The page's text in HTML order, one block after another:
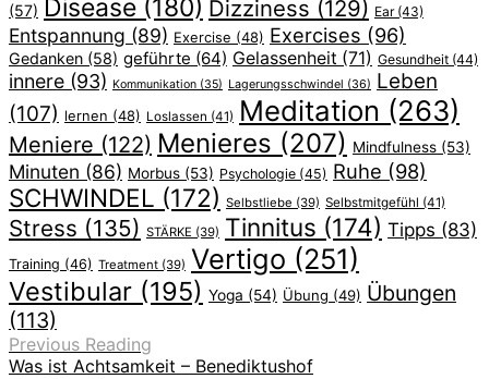
(57) Disease (180) Dizziness (129) Ear(43)
Entspannung (89) Exercise (48) Exercises (96)
Gedanken (58) geführte (64) Gelassenheit (71) Gesundheit (44)
innere (93) Kommunikation (35) Lagerungsschwindel (36) Leben
(107) lernen (48) Loslassen (41) Meditation (263)
Meniere (122) Menieres (207) Mindfulness (53)
Minuten (86) Morbus (53) Psychologie (45) Ruhe (98)
SCHWINDEL (172) Selbstliebe (39) Selbstmitgefühl (41)
Stress (135) STÄRKE (39) Tinnitus (174) Tipps (83)
Training (46) Treatment (39) Vertigo (251)
Vestibular (195) Yoga (54) Übung (49) Übungen
(113)
Previous Reading
Was ist Achtsamkeit – Benediktushof